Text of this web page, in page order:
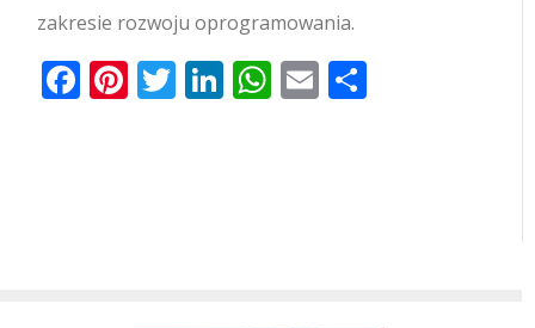
zakresie rozwoju oprogramowania.
Facebook
Pinterest
Twitter
LinkedIn
WhatsApp
Email